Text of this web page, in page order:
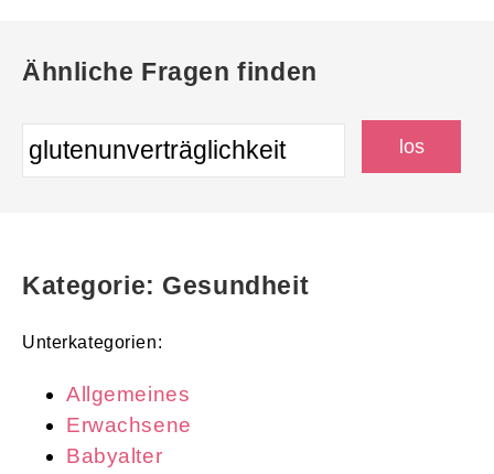
Ähnliche Fragen finden
Kategorie: Gesundheit
Unterkategorien:
Allgemeines
Erwachsene
Babyalter